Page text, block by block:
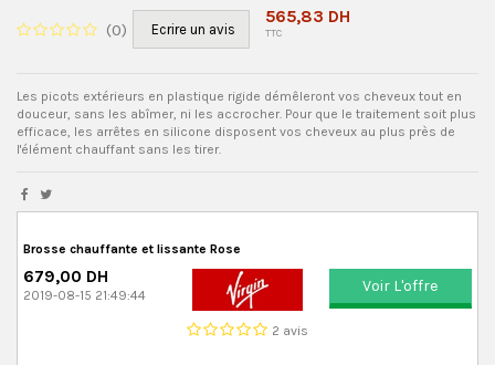
(0) Ecrire un avis
565,83 DH
TTC
Les picots extérieurs en plastique rigide démêleront vos cheveux tout en
douceur, sans les abîmer, ni les accrocher. Pour que le traitement soit plus
efficace, les arrêtes en silicone disposent vos cheveux au plus près de
l'élément chauffant sans les tirer.
Brosse chauffante et lissante Rose
679,00 DH
2019-08-15 21:49:44
2 avis
Voir L'offre